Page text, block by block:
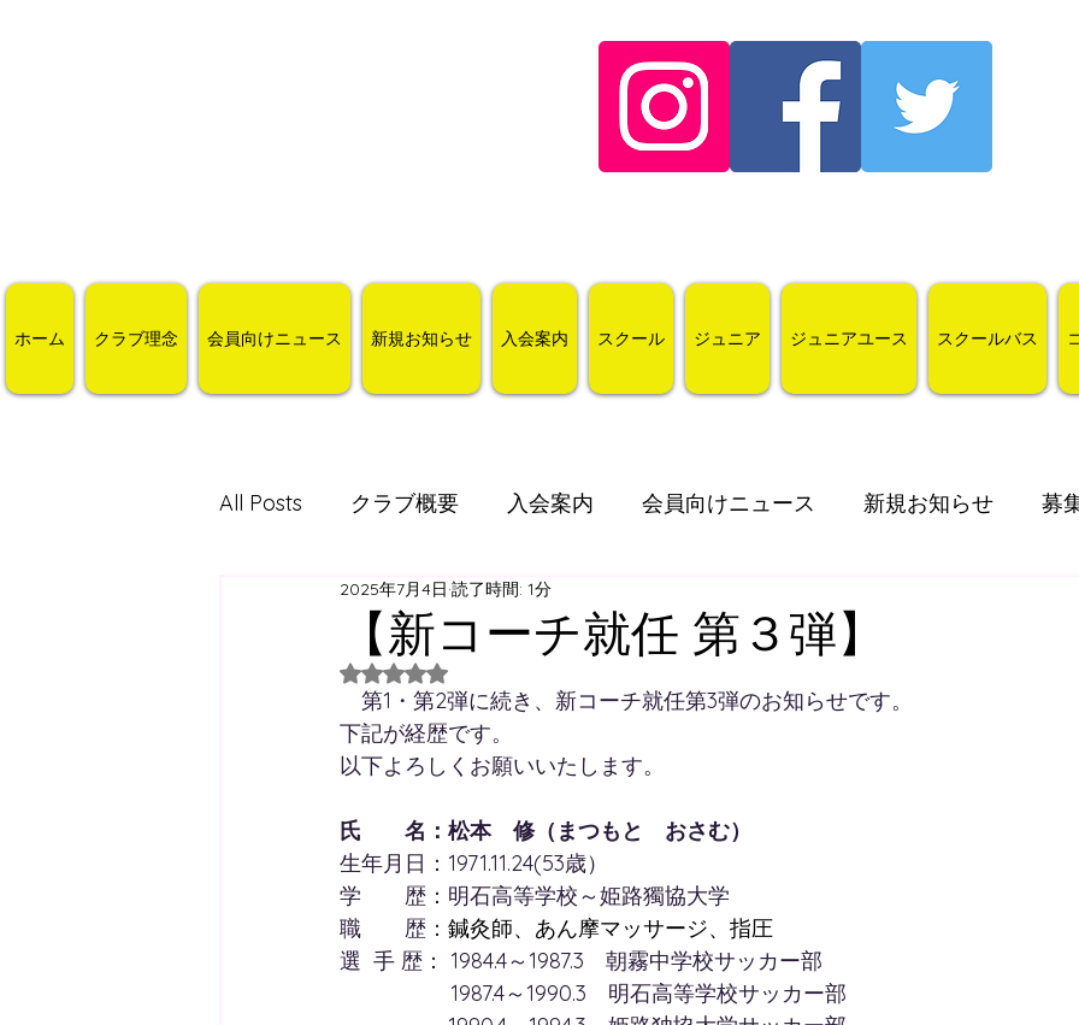
ホーム クラブ理念 会員向けニュース 新規お知らせ 入会案内 スクール ジュニア ジュニアユース スクールバス
All Posts クラブ概要 入会案内 会員向けニュース 新規お知らせ 募
ジュニアユース ジュニア
西神スクール すずらんスクール 舞多聞スクール プレゴスクール
西神方面スクールバス すずらん方面スクールバス
【新コーチ就任 第３弾】
2025年7月4日 読了時間: 1分
5つ星のうちNaNと評価されています。
第1・第2弾に続き、新コーチ就任第3弾のお知らせです。
下記が経歴です。
以下よろしくお願いいたします。
氏　　名：松本　修（まつもと　おさむ）
生年月日：1971.11.24(53歳）
学　　歴：明石高等学校～姫路獨協大学
職　　歴： 鍼灸師、あん摩マッサージ、指圧
選  手 歴： 1984.4～1987.3　朝霧中学校サッカー部
1987.4～1990.3　明石高等学校サッカー部